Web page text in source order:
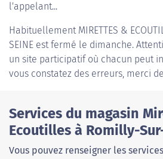
l'appelant...
Habituellement MIRETTES &
SEINE est fermé le dimanche.
un site participatif où chacun peut
vous constatez des erreurs, merci
Services du magasin
Ecoutilles à Romilly-
Vous pouvez renseigner les